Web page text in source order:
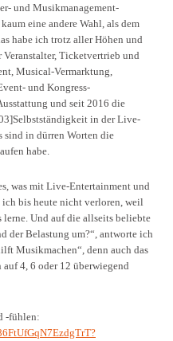
und Musikmanagement-
eine andere Wahl, als dem
habe ich trotz aller Höhen und
Ticketvertrieb und
Musical-Vermarktung,
und Kongress-
und seit 2016 die
in der Live-
in dürren Worten die
habe.
was mit Live-Entertainment und
bis heute nicht verloren, weil
lerne. Und auf die allseits beliebte
der Belastung um?“, antworte ich
Musikmachen“, denn auch das
4, 6 oder 12 überwiegend
-fühlen: